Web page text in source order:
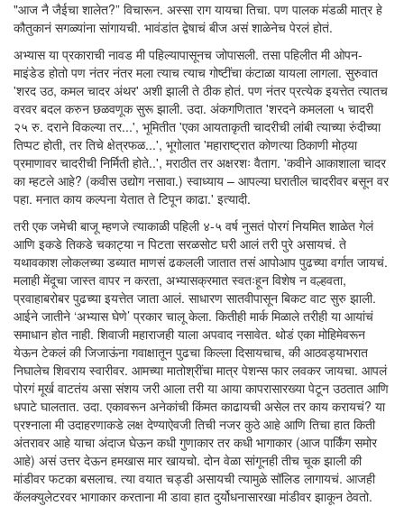
"आज नै जैईचा शालेत?” विचारून. अस्सा राग यायचा तिचा. पण पालक मंडळी मात्र हे
कौतुकानं सगळ्यांना सांगायची. भावंडांत द्वेषाचं बीज असं शाळेनेच पेरलं होतं.
अभ्यास या प्रकाराची नावड मी पहिल्यापासूनच जोपासली. तसा पहिलीत मी ओपन-
माइंडेड होतो पण नंतर नंतर मला त्याच त्याच गोष्टींचा कंटाळा यायला लागला. सुरुवात
'शरद उठ, कमल चादर अंथर' अशी झाली ते ठीक होतं. पण नंतर प्रत्येक इयत्तेत त्यातच
वरवर बदल करुन छळवणूक सुरू झाली. उदा. अंकगणितात 'शरदने कमलला ५ चादरी
२५ रु. दराने विकल्या तर...', भूमितीत 'एका आयताकृती चादरीची लांबी त्याच्या रुंदीच्या
तिप्पट होती, तर तिचे क्षेत्रफळ...', भूगोलात 'महाराष्ट्रात कोणत्या ठिकाणी मोठ्या
प्रमाणावर चादरीची निर्मिती होते..', मराठीत तर अक्षरशः वैताग. 'कवीने आकाशाला चादर
का म्हटले आहे? (कवीस उद्योग नसावा.) स्वाध्याय – आपल्या घरातील चादरीवर बसून वर
पहा. मनात काय कल्पना येतात ते टिपून काढा.' इत्यादी.
तरी एक जमेची बाजू म्हणजे त्याकाळी पहिली ४-५ वर्ष नुसतं पोरगं नियमित शाळेत गेलं
आणि इकडे तिकडे चकाट्या न पिटता सरळसोट घरी आलं तरी पुरे असायचं. ते
यथावकाश लोकलच्या डब्यात माणसं ढकलली जातात तसं आपोआप पुढच्या वर्गात जायचं.
मलाही मेंदूचा जास्त वापर न करता, अभ्यासक्रमात स्वतःहून विशेष न वल्हवता,
प्रवाहाबरोबर पुढच्या इयत्तेत जाता आलं. साधारण सातवीपासून बिकट वाट सुरु झाली.
आईने जातीने ‘अभ्यास घेणे’ प्रकार चालू केला. कितीही मार्क मिळाले तरीही या आयांचं
समाधान होत नाही. शिवाजी महाराजही याला अपवाद नसावेत. थोडं एका मोहिमेवरून
येऊन टेकलं की जिजाऊंना गवाक्षातून पुढचा किल्ला दिसायचाच, की आठवड्याभरात
निघालेच शिवराय स्वारीवर. आमच्या मातोश्रींचा मात्र पेशन्स फार लवकर जायचा. आपलं
पोरगं मूर्ख वाटतंय असा संशय जरी आला तरी या आया कापरासारख्या पेटून उठतात आणि
धपाटे घालतात. उदा. एकावरून अनेकांची किंमत काढायची असेल तर काय करायचं? या
प्रश्नाला मी उदाहरणाकडे लक्ष देण्याऐवजी तिची नजर कुठे आहे आणि तिचा हात किती
अंतरावर आहे याचा अंदाज घेऊन कधी गुणाकार तर कधी भागाकार (आज पार्किंग समोर
आहे) असं उत्तर देऊन हमखास मार खायचो. दोन वेळा सांगूनही तीच चूक झाली की
मांडीवर फटका बसलाच. त्या वयात चड्डी असायची त्यामुळे सॉलिड लागायचं. आजही
कॅलक्युलेटरवर भागाकार करताना मी डावा हात दुर्योधनासारखा मांडीवर झाकून ठेवतो.